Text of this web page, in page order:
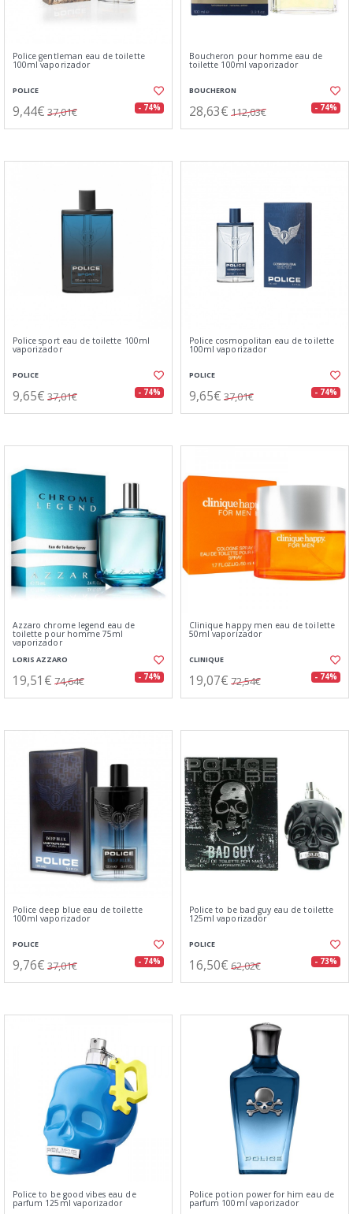
Police gentleman eau de toilette
100ml vaporizador
POLICE
9,44€ 37,01€ - 74%
Boucheron pour homme eau de
toilette 100ml vaporizador
BOUCHERON
28,63€ 112,03€ - 74%
Police sport eau de toilette 100ml
vaporizador
POLICE
9,65€ 37,01€ - 74%
Police cosmopolitan eau de toilette
100ml vaporizador
POLICE
9,65€ 37,01€ - 74%
Azzaro chrome legend eau de
toilette pour homme 75ml
vaporizador
LORIS AZZARO
19,51€ 74,64€ - 74%
Clinique happy men eau de toilette
50ml vaporizador
CLINIQUE
19,07€ 72,54€ - 74%
Police deep blue eau de toilette
100ml vaporizador
POLICE
9,76€ 37,01€ - 74%
Police to be bad guy eau de toilette
125ml vaporizador
POLICE
16,50€ 62,02€ - 73%
Police to be good vibes eau de
parfum 125ml vaporizador
Police potion power for him eau de
parfum 100ml vaporizador